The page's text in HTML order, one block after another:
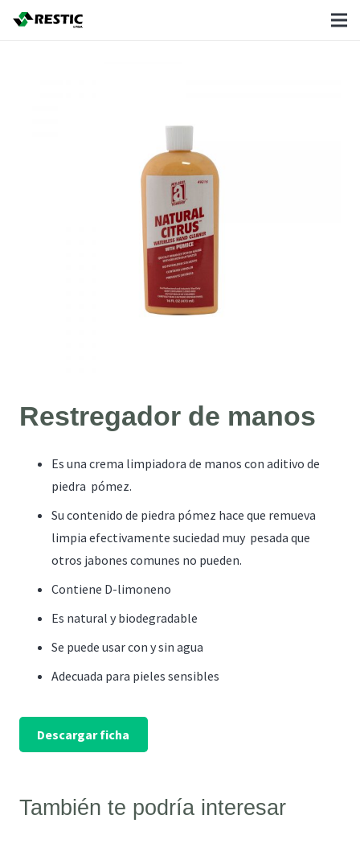
Restregador de manos
Es una crema limpiadora de manos con aditivo de
piedra pómez.
Su contenido de piedra pómez hace que remueva
limpia efectivamente suciedad muy pesada que
otros jabones comunes no pueden.
Contiene D-limoneno
Es natural y biodegradable
Se puede usar con y sin agua
Adecuada para pieles sensibles
Descargar ficha
También te podría interesar